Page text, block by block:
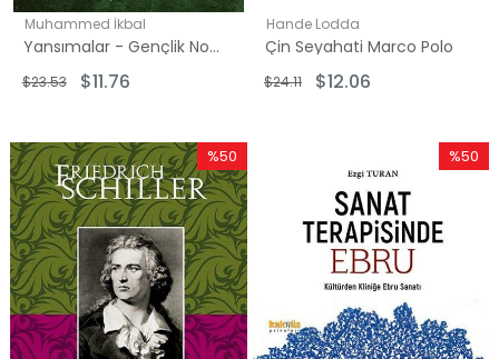
Muhammed İkbal
Yansımalar - Gençlik Notları
$11.76
$23.53
Hande Lodda
Çin Seyahati Marco Polo
$12.06
$24.11
%50
İndirim
%50İndirim
%50